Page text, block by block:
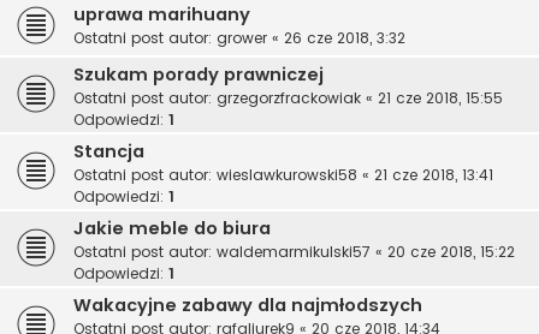
uprawa marihuany
Ostatni post autor: grower « 26 cze 2018, 3:32
Szukam porady prawniczej
Ostatni post autor: grzegorzfrackowiak « 21 cze 2018, 15:55
Odpowiedzi: 1
Stancja
Ostatni post autor: wieslawkurowski58 « 21 cze 2018, 13:41
Odpowiedzi: 1
Jakie meble do biura
Ostatni post autor: waldemarmikulski57 « 20 cze 2018, 15:22
Odpowiedzi: 1
Wakacyjne zabawy dla najmłodszych
Ostatni post autor: rafaljurek9 « 20 cze 2018, 14:34